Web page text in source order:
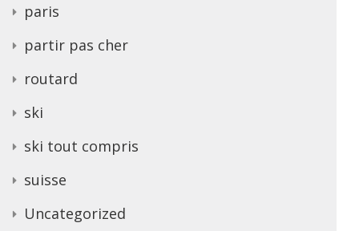
paris
partir pas cher
routard
ski
ski tout compris
suisse
Uncategorized